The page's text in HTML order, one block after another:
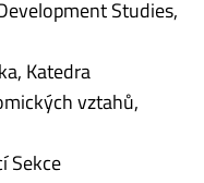
Studies,
Katedra
vztahů,
Sekce